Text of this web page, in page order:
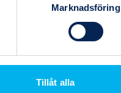
Marknadsföring
Tillåt alla